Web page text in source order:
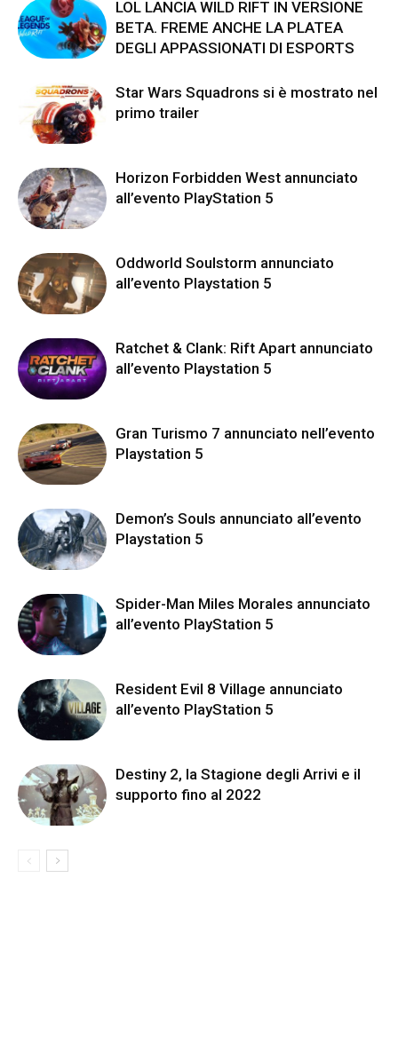
LOL LANCIA WILD RIFT IN VERSIONE
BETA. FREME ANCHE LA PLATEA
DEGLI APPASSIONATI DI ESPORTS
Star Wars Squadrons si è mostrato nel
primo trailer
Horizon Forbidden West annunciato
all’evento PlayStation 5
Oddworld Soulstorm annunciato
all’evento Playstation 5
Ratchet & Clank: Rift Apart annunciato
all’evento Playstation 5
Gran Turismo 7 annunciato nell’evento
Playstation 5
Demon’s Souls annunciato all’evento
Playstation 5
Spider-Man Miles Morales annunciato
all’evento PlayStation 5
Resident Evil 8 Village annunciato
all’evento PlayStation 5
Destiny 2, la Stagione degli Arrivi e il
supporto fino al 2022